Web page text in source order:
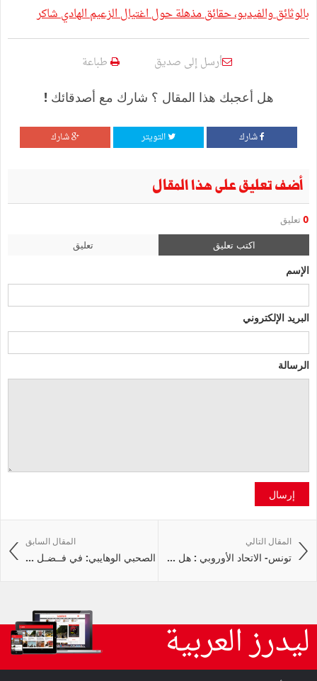
بالوثائق والفيديو، حقائق مذهلة حول اغتيال الزعيم الهادي شاكر
أرسل إلى صديق طباعة
هل أعجبك هذا المقال ؟ شارك مع أصدقائك !
شارك التويتر شارك
أضف تعليق على هذا المقال
0 تعليق
اكتب تعليق تعليق
الإسم
البريد الإلكتروني
الرسالة
إرسال
المقال السابق
الصحبي الوهايبي: في فــضـل ...
المقال التالي
تونس- الاتحاد الأوروبي : هل ...
ليدرز العربية